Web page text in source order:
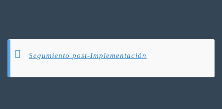
Segumiento post-Implementación